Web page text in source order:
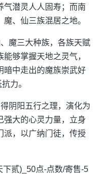
气潜灵人人固寿；而南
、仙三族混居之地。
魔三大种族，各族天赋
够掌握天地之灵气，
暗中走出的魔族崇武好
力。
阴阳五行之理，演化为
强大的心灵力量，立身
派，以广纳门徒，传授
贰)_50点-点数/寄售-5